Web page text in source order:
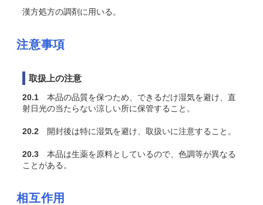
漢方処方の調剤に用いる。
注意事項
取扱上の注意
20.1 本品の品質を保つため、できるだけ湿気を避け、直
射日光の当たらない涼しい所に保管すること。
20.2 開封後は特に湿気を避け、取扱いに注意すること。
20.3 本品は生薬を原料としているので、色調等が異なる
ことがある。
相互作用